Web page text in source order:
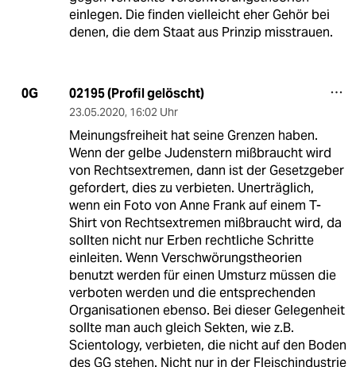
einlegen. Die finden vielleicht eher Gehör bei
denen, die dem Staat aus Prinzip misstrauen.
0G 02195 (Profil gelöscht)
23.05.2020, 16:02 Uhr
Meinungsfreiheit hat seine Grenzen haben.
Wenn der gelbe Judenstern mißbraucht wird
von Rechtsextremen, dann ist der Gesetzgeber
gefordert, dies zu verbieten. Unerträglich,
wenn ein Foto von Anne Frank auf einem T-
Shirt von Rechtsextremen mißbraucht wird, da
sollten nicht nur Erben rechtliche Schritte
einleiten. Wenn Verschwörungstheorien
benutzt werden für einen Umsturz müssen die
verboten werden und die entsprechenden
Organisationen ebenso. Bei dieser Gelegenheit
sollte man auch gleich Sekten, wie z.B.
Scientology, verbieten, die nicht auf den Boden
des GG stehen. Nicht nur in der Fleischindustrie